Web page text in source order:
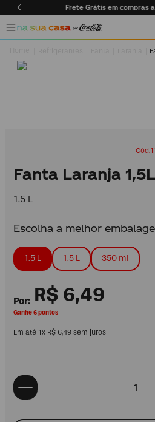
acima de R$170
Fanta Laranja
1.5 L
Escolha a melhor
1.5 L 1.5 L 350 ml
R$ 6,49
Ganhe 6 pontos
Em até 1x R$ 6,49 sem juros